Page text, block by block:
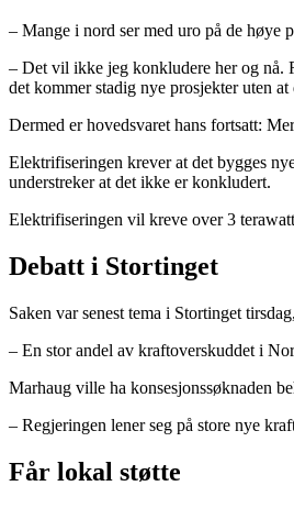
– Mange i nord ser med uro på de høye
– Det vil ikke jeg konkludere her og nå.
det kommer stadig nye prosjekter uten
Dermed er hovedsvaret hans fortsatt:
Elektrifiseringen krever at det bygges
understreker at det ikke er konkludert.
Elektrifiseringen vil kreve over 3
Debatt i Stortinget
Saken var senest tema i Stortinget
– En stor andel av kraftoverskuddet i
Marhaug ville ha konsesjonssøknaden
– Regjeringen lener seg på store nye
Får lokal støtte